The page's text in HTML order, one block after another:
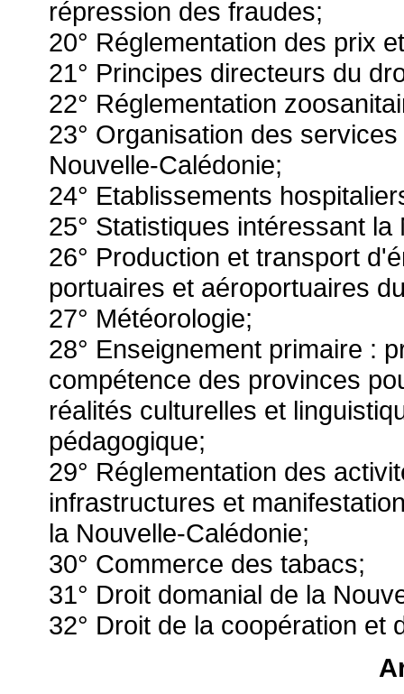
répression des fraudes;
20° Réglementation des prix
21° Principes directeurs du
22° Réglementation
23° Organisation des
Nouvelle-Calédonie;
24° Etablissements
25° Statistiques intéressant
26° Production et transport
portuaires et aéroportuaires
27° Météorologie;
28° Enseignement primaire :
compétence des provinces
réalités culturelles et
pédagogique;
29° Réglementation des
infrastructures et
la Nouvelle-Calédonie;
30° Commerce des tabacs;
31° Droit domanial de la
32° Droit de la coopération et